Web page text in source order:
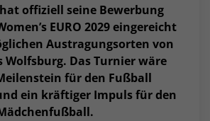
offiziell seine Bewerbung
EURO 2029 eingereicht
Austragungsorten von
Das Turnier wäre
für den Fußball
ein kräftiger Impuls für den